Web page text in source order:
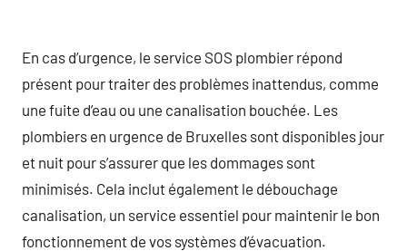
En cas d’urgence, le service SOS plombier répond
présent pour traiter des problèmes inattendus, comme
une fuite d’eau ou une canalisation bouchée. Les
plombiers en urgence de Bruxelles sont disponibles jour
et nuit pour s’assurer que les dommages sont
minimisés. Cela inclut également le débouchage
canalisation, un service essentiel pour maintenir le bon
fonctionnement de vos systèmes d’évacuation.